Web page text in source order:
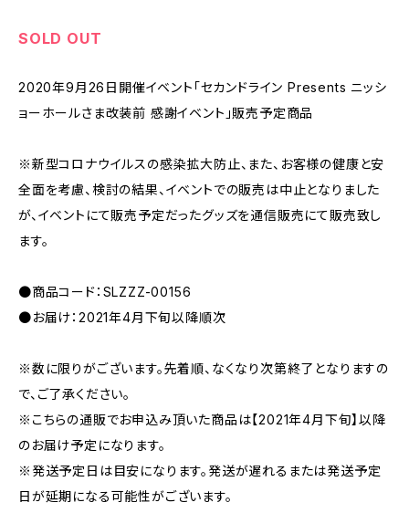
SOLD OUT
2020年9月26日開催イベント「セカンドライン Presents ニッシ
ョーホールさま改装前 感謝イベント」販売予定商品
※新型コロナウイルスの感染拡大防止、また、お客様の健康と安
全面を考慮、検討の結果、イベントでの販売は中止となりました
が、イベントにて販売予定だったグッズを通信販売にて販売致し
ます。
●商品コード：SLZZZ-00156
●お届け：2021年4月下旬以降順次
※数に限りがございます。先着順、なくなり次第終了となりますの
で、ご了承ください。
※こちらの通販でお申込み頂いた商品は【2021年4月下旬】以降
のお届け予定になります。
※発送予定日は目安になります。発送が遅れるまたは発送予定
日が延期になる可能性がございます。